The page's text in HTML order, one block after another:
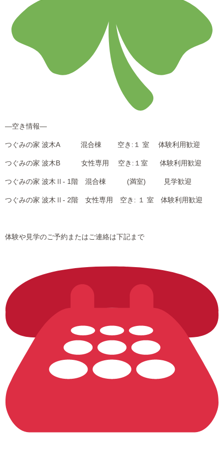
―空き情報―
つぐみの家 波木A 混合棟 空き:１ 室 体験利用歓迎
つぐみの家 波木B 女性専用 空き:１室 体験利用歓迎
つぐみの家 波木Ⅱ- 1階 混合棟 (満室) 見学歓迎
つぐみの家 波木Ⅱ- 2階 女性専用 空き: １ 室 体験利用歓迎
体験や見学のご予約またはご連絡は下記まで